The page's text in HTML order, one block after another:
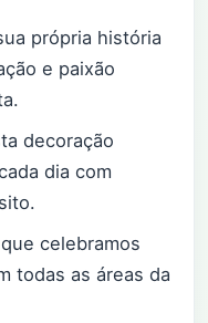
própria história
e paixão
decoração
dia com
celebramos
todas as áreas da